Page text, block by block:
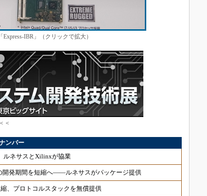
IBR」（クリックで拡大）
＜
ンバー
ルネサスとXilinxが協業
開発期間を短縮へ――ルネサスがパッケージ提供
、プロトコルスタックを無償提供